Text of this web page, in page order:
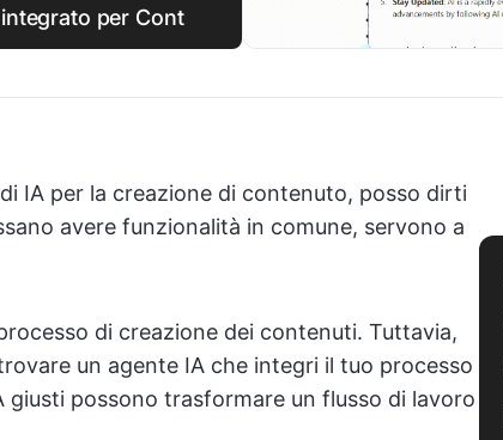
per Cont
IA per la creazione di contenuto, posso dirti
avere funzionalità in comune, servono a
di creazione dei contenuti. Tuttavia,
un agente IA che integri il tuo processo
possono trasformare un flusso di lavoro